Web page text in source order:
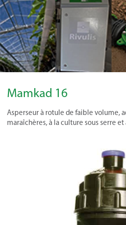
Mamkad 16
Asperseur à rotule de faible volume,
maraîchères, à la culture sous serre